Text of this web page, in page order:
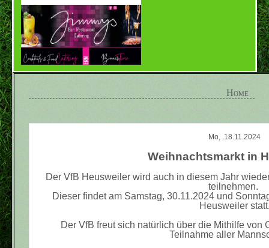
Home
Mo, .18.11.2024
Weihnachtsmarkt in
Der VfB Heusweiler wird auch in diesem Jahr
teilnehmen.
Dieser findet am Samstag, 30.11.2024 und
Heusweiler
Der VfB freut sich natürlich über die Mithilfe von
Teilnahme aller